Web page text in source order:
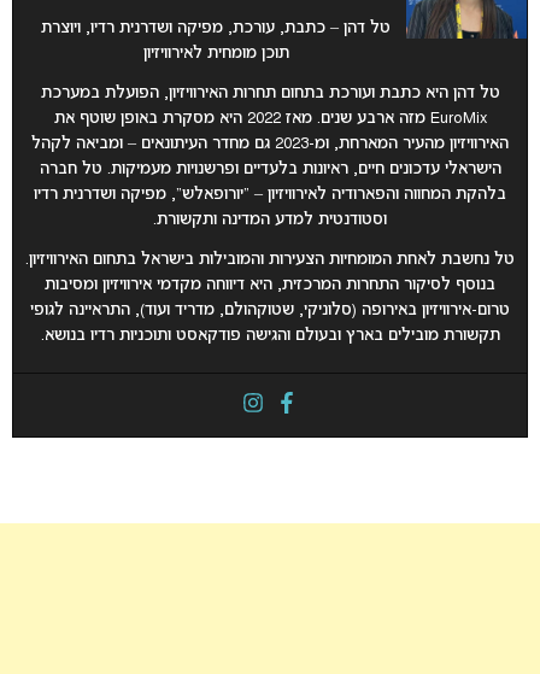
טל דהן – כתבת, עורכת, מפיקה ושדרנית רדיו, ויוצרת
תוכן מומחית לאירוויזיון
טל דהן היא כתבת ועורכת בתחום תחרות האירוויזיון, הפועלת במערכת
EuroMix מזה ארבע שנים. מאז 2022 היא מסקרת באופן שוטף את
האירוויזיון מהעיר המארחת, ומ-2023 גם מחדר העיתונאים – ומביאה לקהל
הישראלי עדכונים חיים, ראיונות בלעדיים ופרשנויות מעמיקות. טל חברה
בלהקת המחווה והפארודיה לאירוויזיון – “יורופאלש”, מפיקה ושדרנית רדיו
וסטודנטית למדע המדינה ותקשורת.
טל נחשבת לאחת המומחיות הצעירות והמובילות בישראל בתחום האירוויזיון.
בנוסף לסיקור התחרות המרכזית, היא דיווחה מקדמי אירוויזיון ומסיבות
טרום-אירוויזיון באירופה (סלוניקי, שטוקהולם, מדריד ועוד), התראיינה לגופי
תקשורת מובילים בארץ ובעולם והגישה פודקאסט ותוכניות רדיו בנושא.